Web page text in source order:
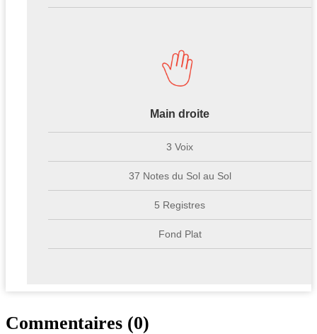
Main droite
3 Voix
37 Notes du Sol au Sol
5 Registres
Fond Plat
Commentaires (0)